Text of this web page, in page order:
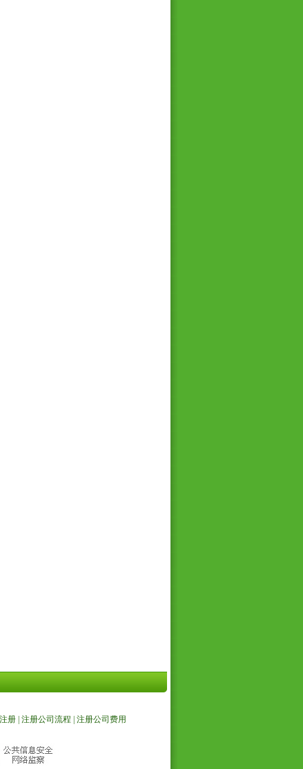
册 注册公司流程
注册公司费用